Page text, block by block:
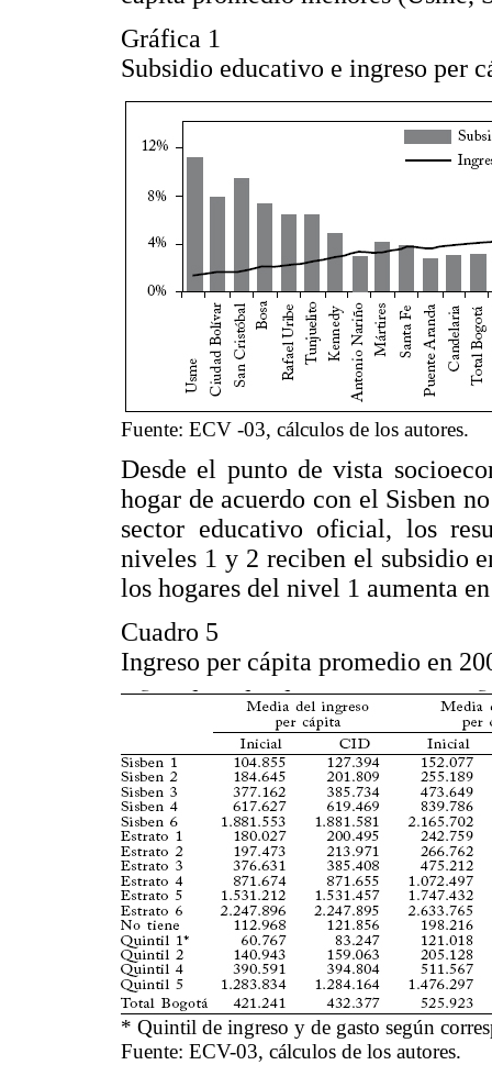
Gráfica 1
Subsidio educativo e ingreso per
Fuente: ECV -03, cálculos de los autores.
Desde el punto de vista
hogar de acuerdo con el Sisben
sector educativo oficial, los
niveles 1 y 2 reciben el subsidio
los hogares del nivel 1 aumenta
Cuadro 5
Ingreso per cápita promedio en
* Quintil de ingreso y de gasto según
Fuente: ECV-03, cálculos de los autores.